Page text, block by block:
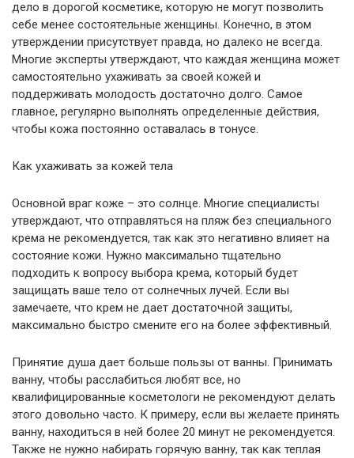
дело в дорогой косметике, которую не могут позволить
себе менее состоятельные женщины. Конечно, в этом
утверждении присутствует правда, но далеко не всегда.
Многие эксперты утверждают, что каждая женщина может
самостоятельно ухаживать за своей кожей и
поддерживать молодость достаточно долго. Самое
главное, регулярно выполнять определенные действия,
чтобы кожа постоянно оставалась в тонусе.
Как ухаживать за кожей тела
Основной враг коже – это солнце. Многие специалисты
утверждают, что отправляться на пляж без специального
крема не рекомендуется, так как это негативно влияет на
состояние кожи. Нужно максимально тщательно
подходить к вопросу выбора крема, который будет
защищать ваше тело от солнечных лучей. Если вы
замечаете, что крем не дает достаточной защиты,
максимально быстро смените его на более эффективный.
Принятие душа дает больше пользы от ванны. Принимать
ванну, чтобы расслабиться любят все, но
квалифицированные косметологи не рекомендуют делать
этого довольно часто. К примеру, если вы желаете принять
ванну, находиться в ней более 20 минут не рекомендуется.
Также не нужно набирать горячую ванну, так как теплая